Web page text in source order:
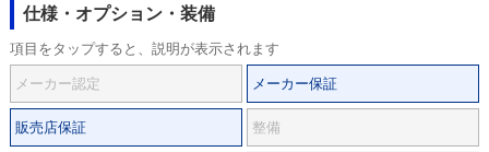
仕様・オプション・装備
項目をタップすると、説明が表示されます
メーカー認定 メーカー保証
販売店保証 整備